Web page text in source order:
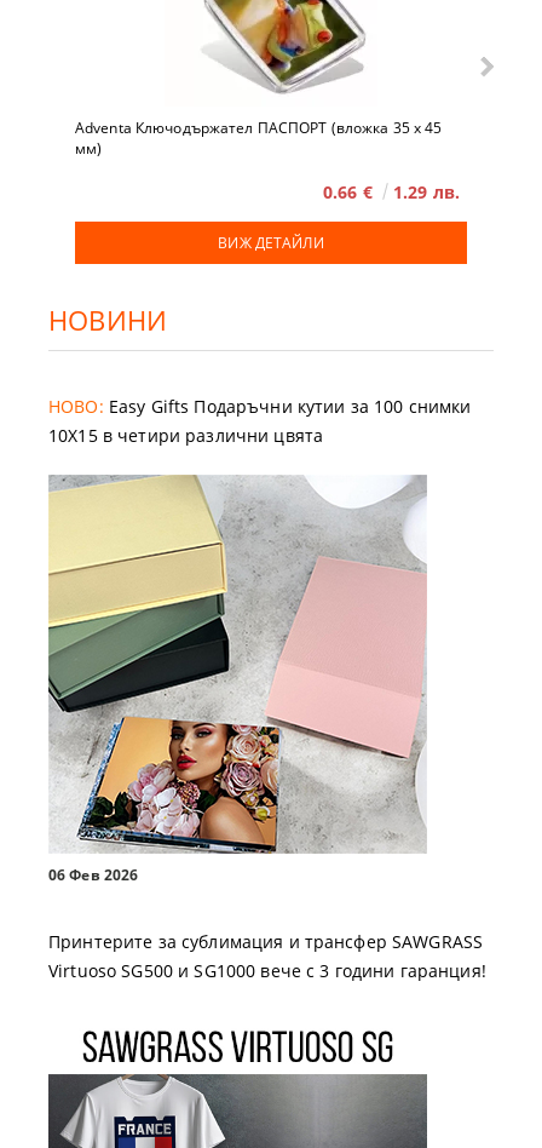
Adventa Ключодържател ПАСПОРТ (вложка 35 x 45
мм)
0.66 € 1.29 лв.
ВИЖ ДЕТАЙЛИ
НОВИНИ
НОВО: Easy Gifts Подаръчни кутии за 100 снимки
10X15 в четири различни цвята
06 Фев 2026
Принтерите за сублимация и трансфер SAWGRASS
Virtuoso SG500 и SG1000 вече с 3 години гаранция!